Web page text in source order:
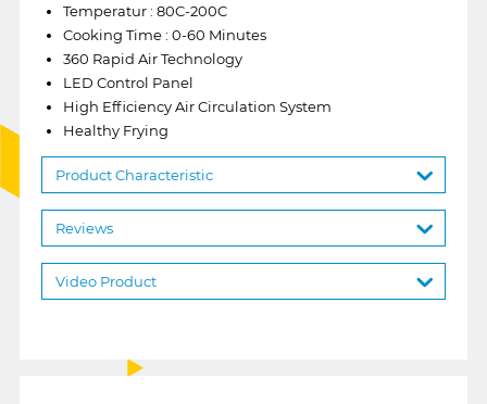
Temperatur : 80C-200C
Cooking Time : 0-60 Minutes
360 Rapid Air Technology
LED Control Panel
High Efficiency Air Circulation System
Healthy Frying
Product Characteristic
Reviews
Video Product